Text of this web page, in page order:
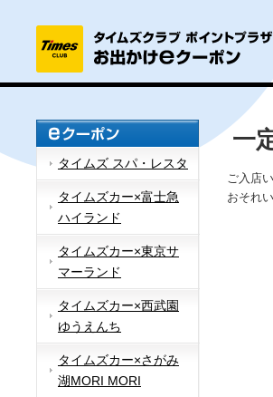
タイムズ スパ・レスタ
タイムズカー×富士急
ハイランド
タイムズカー×東京サ
マーランド
タイムズカー×西武園
ゆうえんち
タイムズカー×さがみ
湖MORI MORI
一
ご入店
おそれ